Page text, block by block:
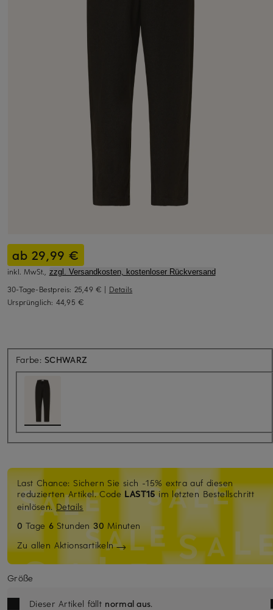
ab 29,99 €
inkl. MwSt., zzgl. Versandkosten, kostenloser Rückversand
30-Tage-Bestpreis: 25,49 € | Details
Ursprünglich: 44,95 €
Farbe: SCHWARZ
Last Chance: Sichern Sie sich -15% extra auf diesen
reduzierten Artikel. Code LAST15im letzten Bestellschritt
einlösen.Details
0 Tage6 Stunden30 Minuten
Zu allen Aktionsartikeln
Größe
Dieser Artikel fällt normal aus.